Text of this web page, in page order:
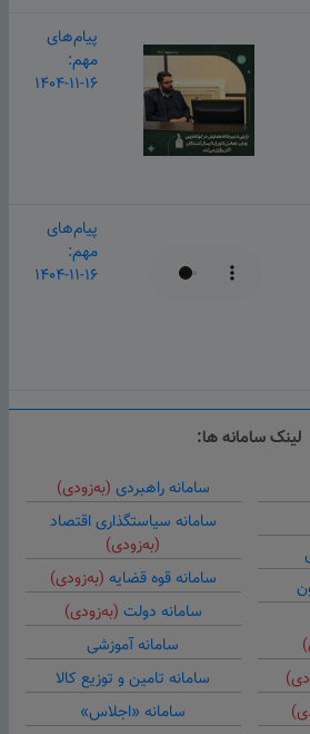
پیام‌های
مهم:
۱۴۰۴-۱۱-۱۶
پیام‌های
مهم:
۱۴۰۴-۱۱-۱۶
لینک سامانه ها:
سامانه راهبردی (به‌زودی)
سامانه سیاستگذاری اقتصاد
(به‌زودی)
سامانه قوه قضایه (به‌زودی)
سامانه دولت (به‌زودی)
سامانه آموزشی
سامانه تامین و توزیع کالا
سامانه «اجلاس»